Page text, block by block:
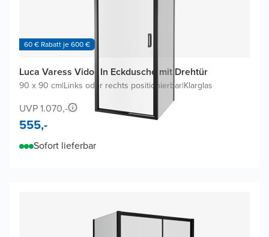
60 € Rabatt je 600 €
Luca Varess Vidor In Eckdusche mit Drehtür
90 x 90 cm|Links oder rechts positionierbar|Klarglas
UVP 1.070,-
555,-
Sofort lieferbar